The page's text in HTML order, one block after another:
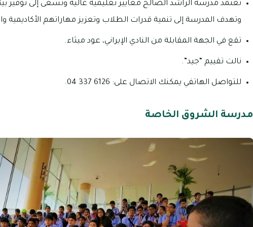
تعتمد مدرسة الراشد الصالح معايير تعليمية عالية وتسعى إلى توفير
وتهدف المدرسة إلى تنمية قدرات الطلاب وتعزيز مهاراتهم الأكاديمية
تقع في الجهة المقابلة من النادي الإيراني، عود ميثاء.
نالت تقييم “جيد”.
للتواصل الهاتفي يمكنك الاتصال على: 6126 337 04.
مدرسة الشروق الخاصة